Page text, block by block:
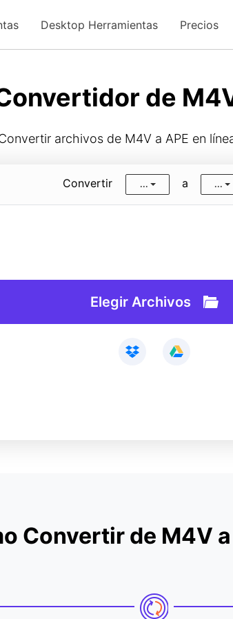
Desktop Herramientas Precios
de
archivos de M4V a APE en
Convertir ... a ...
Elegir Archivos
Convertir de M4V